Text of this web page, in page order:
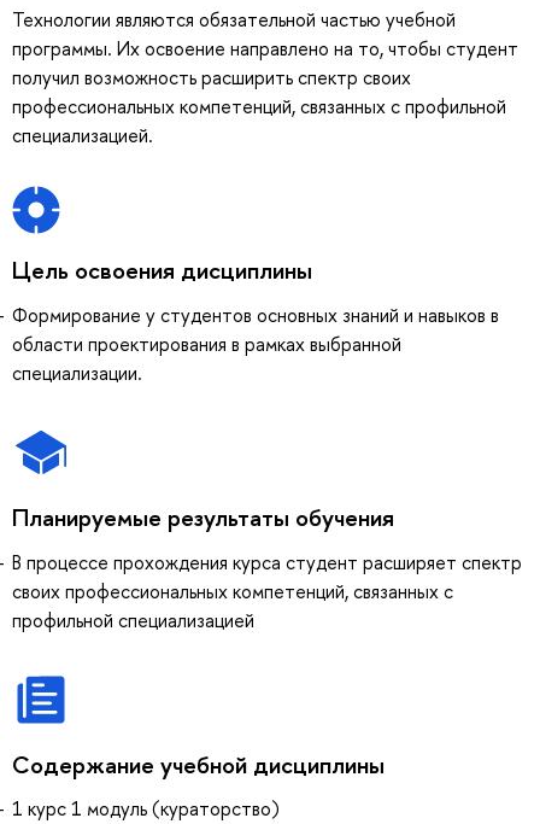
Технологии являются обязательной частью учебной
программы. Их освоение направлено на то, чтобы студент
получил возможность расширить спектр своих
профессиональных компетенций, связанных с профильной
специализацией.
Цель освоения дисциплины
Формирование у студентов основных знаний и навыков в
области проектирования в рамках выбранной
специализации.
Планируемые результаты обучения
В процессе прохождения курса студент расширяет спектр
своих профессиональных компетенций, связанных с
профильной специализацией
Содержание учебной дисциплины
1 курс 1 модуль (кураторство)